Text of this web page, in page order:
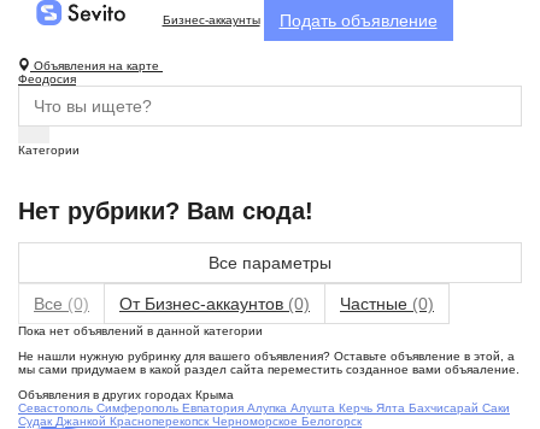
Бизнес-аккаунты Подать объявление
Объявления на карте
Феодосия
Категории
Нет рубрики? Вам сюда!
Все параметры
Все (0) От Бизнес-аккаунтов (0) Частные (0)
Пока нет объявлений в данной категории
Не нашли нужную рубринку для вашего объявления? Оставьте объявление в этой, а
мы сами придумаем в какой раздел сайта переместить созданное вами объяаление.
Объявления в других городах Крыма
Севастополь Симферополь Евпатория Алупка Алушта Керчь Ялта Бахчисарай Саки
Судак Джанкой Красноперекопск Черноморское Белогорск